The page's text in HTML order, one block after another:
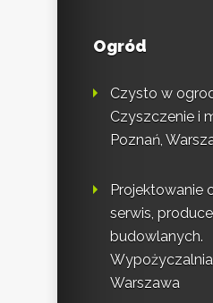
Ogród
Czysto w
Czyszczenie i
Poznań,
Projektowanie
serwis,
budowlanych.
Warszawa